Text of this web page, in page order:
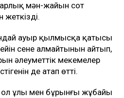
мән-жайын сот
жеткізді.
ауыр қылмысқа қатысы
сене алмайтынын айтып,
әлеуметтік мекемелер
де атап өтті.
ұлы мен бұрынғы жұбайы